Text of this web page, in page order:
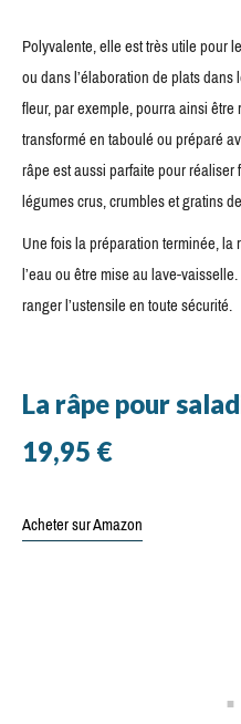
Polyvalente, elle est très utile pour
ou dans l’élaboration de plats
fleur, par exemple, pourra ainsi
transformé en taboulé ou préparé
râpe est aussi parfaite pour
légumes crus, crumbles et gratins
Une fois la préparation terminée,
l’eau ou être mise au lave-
ranger l’ustensile en toute sécurité.
La râpe pour
19,95 €
Acheter sur Amazon